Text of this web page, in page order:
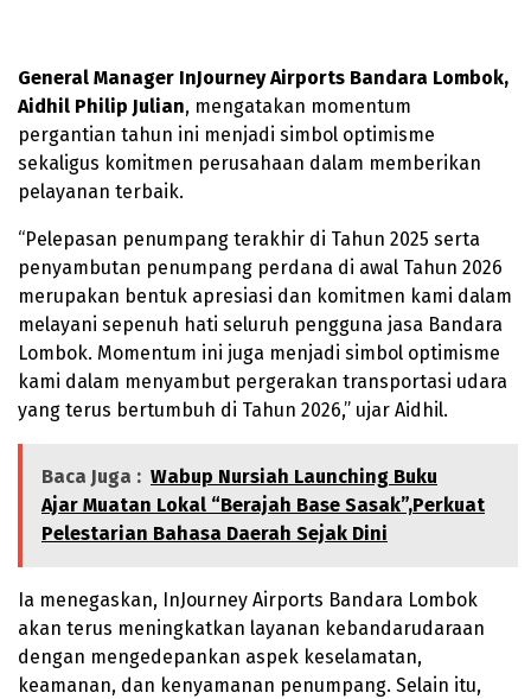
General Manager InJourney Airports Bandara Lombok,
Aidhil Philip Julian, mengatakan momentum
pergantian tahun ini menjadi simbol optimisme
sekaligus komitmen perusahaan dalam memberikan
pelayanan terbaik.
“Pelepasan penumpang terakhir di Tahun 2025 serta
penyambutan penumpang perdana di awal Tahun 2026
merupakan bentuk apresiasi dan komitmen kami dalam
melayani sepenuh hati seluruh pengguna jasa Bandara
Lombok. Momentum ini juga menjadi simbol optimisme
kami dalam menyambut pergerakan transportasi udara
yang terus bertumbuh di Tahun 2026,” ujar Aidhil.
Baca Juga : Wabup Nursiah Launching Buku
Ajar Muatan Lokal “Berajah Base Sasak”,Perkuat
Pelestarian Bahasa Daerah Sejak Dini
Ia menegaskan, InJourney Airports Bandara Lombok
akan terus meningkatkan layanan kebandarudaraan
dengan mengedepankan aspek keselamatan,
keamanan, dan kenyamanan penumpang. Selain itu,